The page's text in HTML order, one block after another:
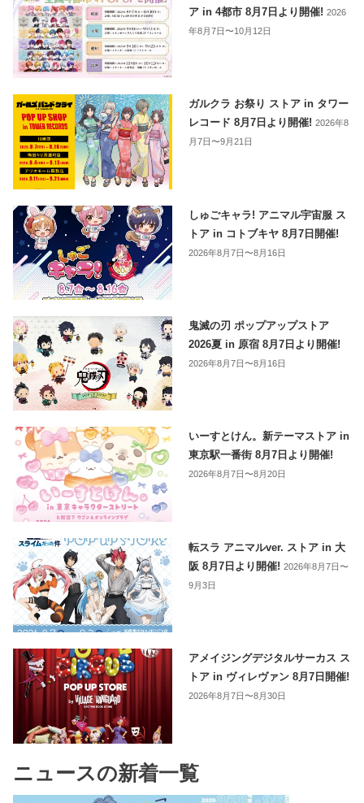
ア in 4都市 8月7日より開催!2026
年8月7日〜10月12日
ガルクラ お祭り ストア in タワー
レコード 8月7日より開催!2026年8
月7日〜9月21日
しゅごキャラ! アニマル宇宙服 ス
トア in コトブキヤ 8月7日開催!
2026年8月7日〜8月16日
鬼滅の刃 ポップアップストア
2026夏 in 原宿 8月7日より開催!
2026年8月7日〜8月16日
いーすとけん。新テーマストア in
東京駅一番街 8月7日より開催!
2026年8月7日〜8月20日
転スラ アニマルver. ストア in 大
阪 8月7日より開催!2026年8月7日〜
9月3日
アメイジングデジタルサーカス ス
トア in ヴィレヴァン 8月7日開催!
2026年8月7日〜8月30日
ニュースの新着一覧